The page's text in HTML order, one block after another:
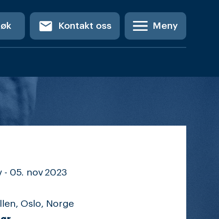
email Kontakt oss Meny
- 05. nov 2023
Oslo, Norge